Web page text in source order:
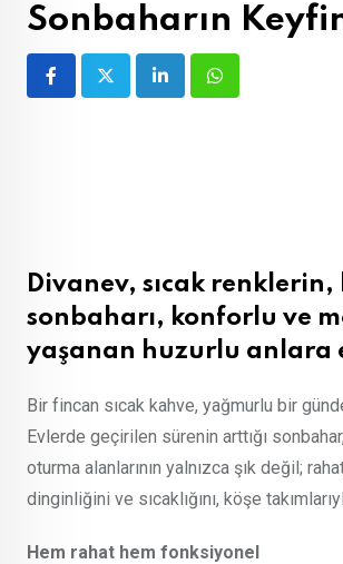
Sonbaharın
LinkedInWhatsapp
Divanev, sıcak
sonbaharı, konforlu ve
yaşanan huzurlu anlara
Bir fincan sıcak kahve, yağmurlu bir
Evlerde geçirilen sürenin arttığı
oturma alanlarının yalnızca şık değil;
dinginliğini ve sıcaklığını, köşe
Hem rahat hem fonksiyonel